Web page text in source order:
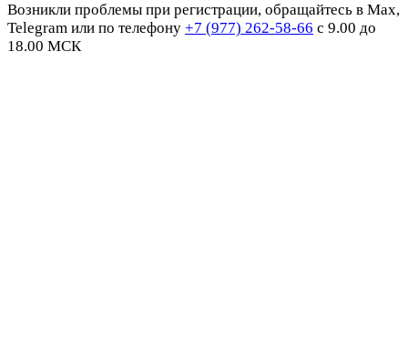
Возникли проблемы при регистрации, обращайтесь в Max,
Telegram или по телефону +7 (977) 262-58-66 с 9.00 до
18.00 МСК